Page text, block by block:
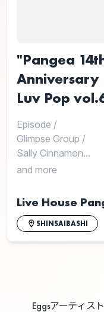
"Pangea
Anniversary
Luv Pop
Episode /
Glimpse Group /
Sally Cinnamon...
and more
Live House
SHINSAIBASHI
Eggsアーティス